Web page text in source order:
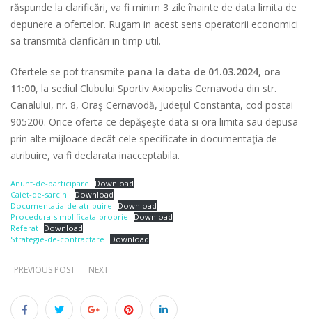
răspunde la clarificări, va fi minim 3 zile înainte de data limita de
depunere a ofertelor. Rugam in acest sens operatorii economici
sa transmită clarificări in timp util.
Ofertele se pot transmite pana la data de 01.03.2024, ora
11:00, la sediul Clubului Sportiv Axiopolis Cernavoda din str.
Canalului, nr. 8, Oraş Cernavodă, Judeţul Constanta, cod postai
905200. Orice oferta ce depăşeşte data si ora limita sau depusa
prin alte mijloace decât cele specificate in documentaţia de
atribuire, va fi declarata inacceptabila.
Anunt-de-participare
Download
Caiet-de-sarcini
Download
Documentatia-de-atribuire
Download
Procedura-simplificata-proprie
Download
Referat Download
Strategie-de-contractare
Download
PREVIOUS POST NEXT